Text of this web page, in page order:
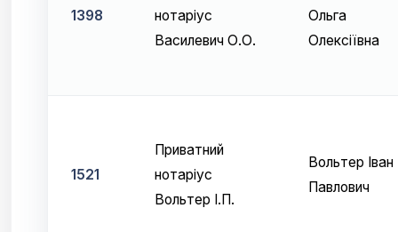
1398
нотаріус
Василевич О.О.
Ольга
Олексіївна
1521
Приватний
нотаріус
Вольтер І.П.
Вольтер Іван
Павлович